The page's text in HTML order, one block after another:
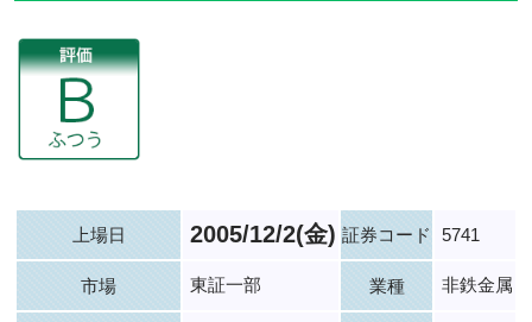
上場日 2005/12/2(金) 証券コード 5741
市場 東証一部 業種 非鉄金属